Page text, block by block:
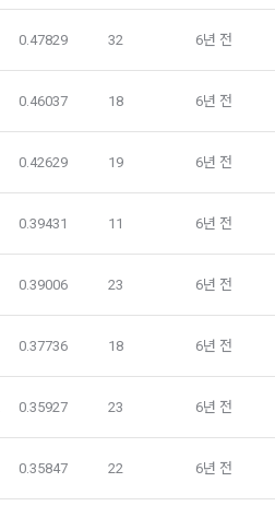
”에서 자동 생성된 인증코드를 말
)
회원”에게 공시함으로써 효력을 발
상호, 영업소 소재지, 대표자의 성
을 "회원"이 알 수 있도록 초기 화
진등에관한법률, 전자상거래 등에
, 전자문서 및 전자거래기본법, 전
비자기본법, 개인정보보호법 등
도의 이용약관 또는 정책(이하
컨텐츠 제공을 위한 개인식별, 회원
결제, 물품 및 증빙발송, 부정 이용
고 활용
내 및 이용권유, 서비스 개선 및 신
접속빈도 파악, 통계학적 특성에
수집방법
0.47829 32 6년 전
0.46037 18 6년 전
0.42629 19 6년 전
0.39431 11 6년 전
0.39006 23 6년 전
0.37736 18 6년 전
0.35927 23 6년 전
0.35847 22 6년 전